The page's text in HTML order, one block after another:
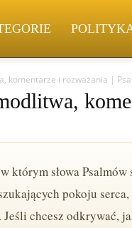
komentarze i rozważania |
którym słowa
pokoju
chcesz odkrywać,